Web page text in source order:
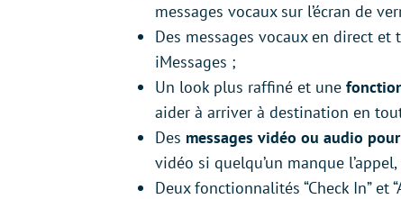
messages vocaux sur l’écran de
Des messages vocaux en direct
iMessages ;
Un look plus raffiné et une
aider à arriver à destination en
Des messages vidéo ou audio
vidéo si quelqu’un manque
Deux fonctionnalités “Check In”